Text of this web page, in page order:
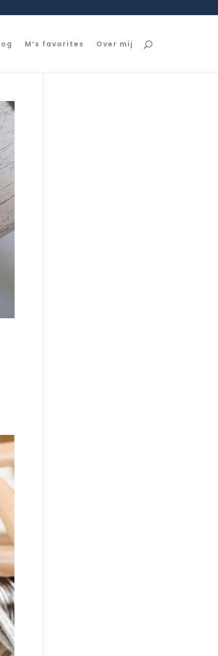
M’s favorites Over mij